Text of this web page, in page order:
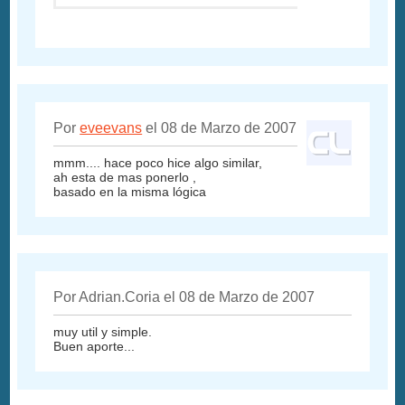
Poreveevans el 08 de Marzo de 2007
mmm.... hace poco hice algo similar,
ah esta de mas ponerlo ,
basado en la misma lógica
Por Adrian.Coria el 08 de Marzo de 2007
muy util y simple.
Buen aporte...